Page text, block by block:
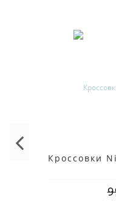
Кроссовки